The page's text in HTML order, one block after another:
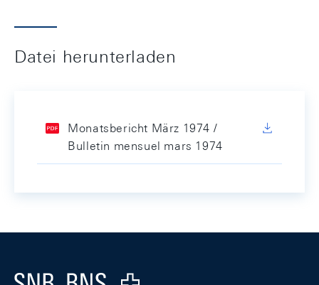
Datei herunterladen
Monatsbericht März 1974 /
Bulletin mensuel mars 1974
Logo